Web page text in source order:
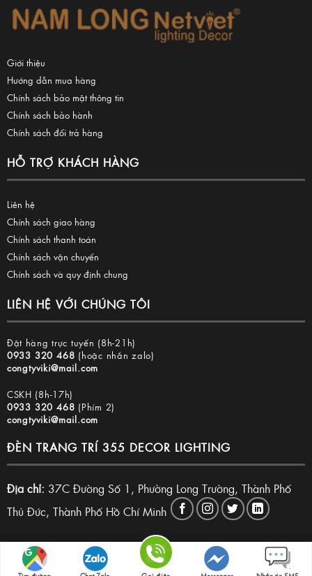
Giới thiệu
Hướng dẫn mua hàng
Chính sách bảo mật thông tin
Chính sách bảo hành
Chính sách đổi trả hàng
HỖ TRỢ KHÁCH HÀNG
Liên hệ
Chính sách giao hàng
Chính sách thanh toán
Chính sách vận chuyển
Chính sách và quy định chung
LIÊN HỆ VỚI CHÚNG TÔI
Đặt hàng trực tuyến (8h-21h)
0933 320 468 (hoặc nhắn zalo)
congtyviki@mail.com
CSKH (8h-17h)
0933 320 468 (Phím 2)
congtyviki@mail.com
ĐÈN TRANG TRÍ 355 DECOR LIGHTING
Địa chỉ: 37C Đường Số 1, Phường Long Trường, Thành Phố
Thủ Đức, Thành Phố Hồ Chí Minh
Copyright 2026 © Đèn trang trí 355 Decor